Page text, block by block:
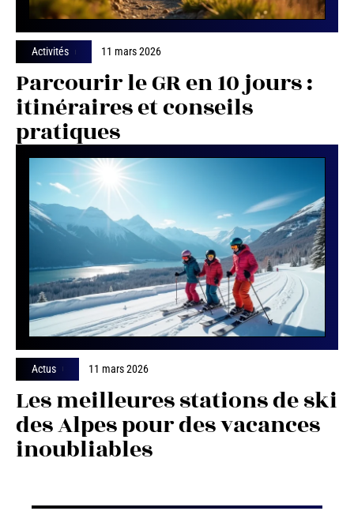
Activités 11 mars 2026
Parcourir le GR en 10 jours :
itinéraires et conseils
pratiques
Actus 11 mars 2026
Les meilleures stations de ski
des Alpes pour des vacances
inoubliables